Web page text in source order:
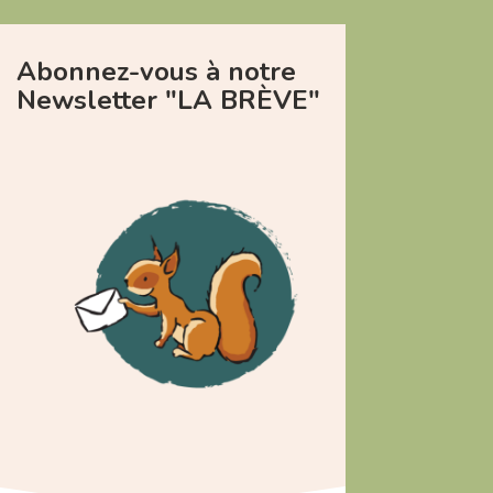
Abonnez-vous à notre
Newsletter "LA BRÈVE"